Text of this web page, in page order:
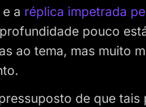
e a réplica impetrada
pouco
ao tema, mas muito
de que tais